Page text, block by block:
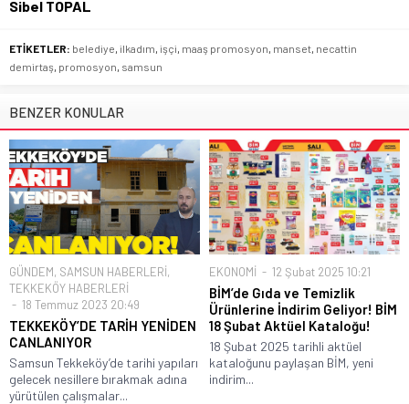
Sibel TOPAL
ETİKETLER: belediye, ilkadım, işçi, maaş promosyon, manset, necattin
demirtaş, promosyon, samsun
BENZER KONULAR
GÜNDEM, SAMSUN HABERLERİ,
TEKKEKÖY HABERLERİ
18 Temmuz 2023 20:49
TEKKEKÖY’DE TARİH YENİDEN
CANLANIYOR
Samsun Tekkeköy’de tarihi yapıları
gelecek nesillere bırakmak adına
yürütülen çalışmalar...
EKONOMİ 12 Şubat 2025 10:21
BİM’de Gıda ve Temizlik
Ürünlerine İndirim Geliyor! BİM
18 Şubat Aktüel Kataloğu!
18 Şubat 2025 tarihli aktüel
kataloğunu paylaşan BİM, yeni
indirim...